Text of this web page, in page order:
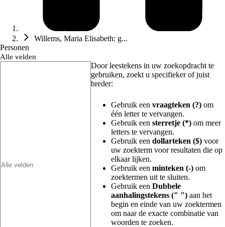
Willems, Maria Elisabeth: g...
Personen
Alle velden
Door leestekens in uw zoekopdracht te
gebruiken, zoekt u specifieker of juist
breder:
Gebruik een vraagteken (?) om
één letter te vervangen.
Gebruik een sterretje (*) om meer
letters te vervangen.
Gebruik een dollarteken ($) voor
uw zoekterm voor resultaten die op
elkaar lijken.
Gebruik een minteken (-) om
zoektermen uit te sluiten.
Gebruik een Dubbele
aanhalingstekens (" ") aan het
begin en einde van uw zoektermen
om naar de exacte combinatie van
woorden te zoeken.